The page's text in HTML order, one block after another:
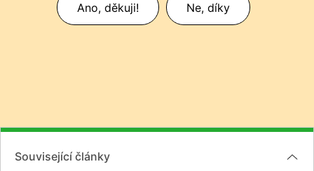
Ano, děkuji! Ne, díky
Související články